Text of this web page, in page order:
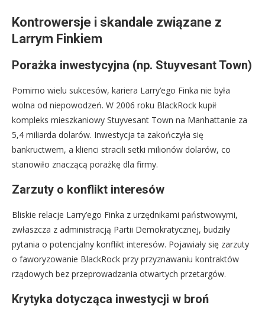
Kontrowersje i skandale związane z
Larrym Finkiem
Porażka inwestycyjna (np. Stuyvesant Town)
Pomimo wielu sukcesów, kariera Larry’ego Finka nie była
wolna od niepowodzeń. W 2006 roku BlackRock kupił
kompleks mieszkaniowy Stuyvesant Town na Manhattanie za
5,4 miliarda dolarów. Inwestycja ta zakończyła się
bankructwem, a klienci stracili setki milionów dolarów, co
stanowiło znaczącą porażkę dla firmy.
Zarzuty o konflikt interesów
Bliskie relacje Larry’ego Finka z urzędnikami państwowymi,
zwłaszcza z administracją Partii Demokratycznej, budziły
pytania o potencjalny konflikt interesów. Pojawiały się zarzuty
o faworyzowanie BlackRock przy przyznawaniu kontraktów
rządowych bez przeprowadzania otwartych przetargów.
Krytyka dotycząca inwestycji w broń